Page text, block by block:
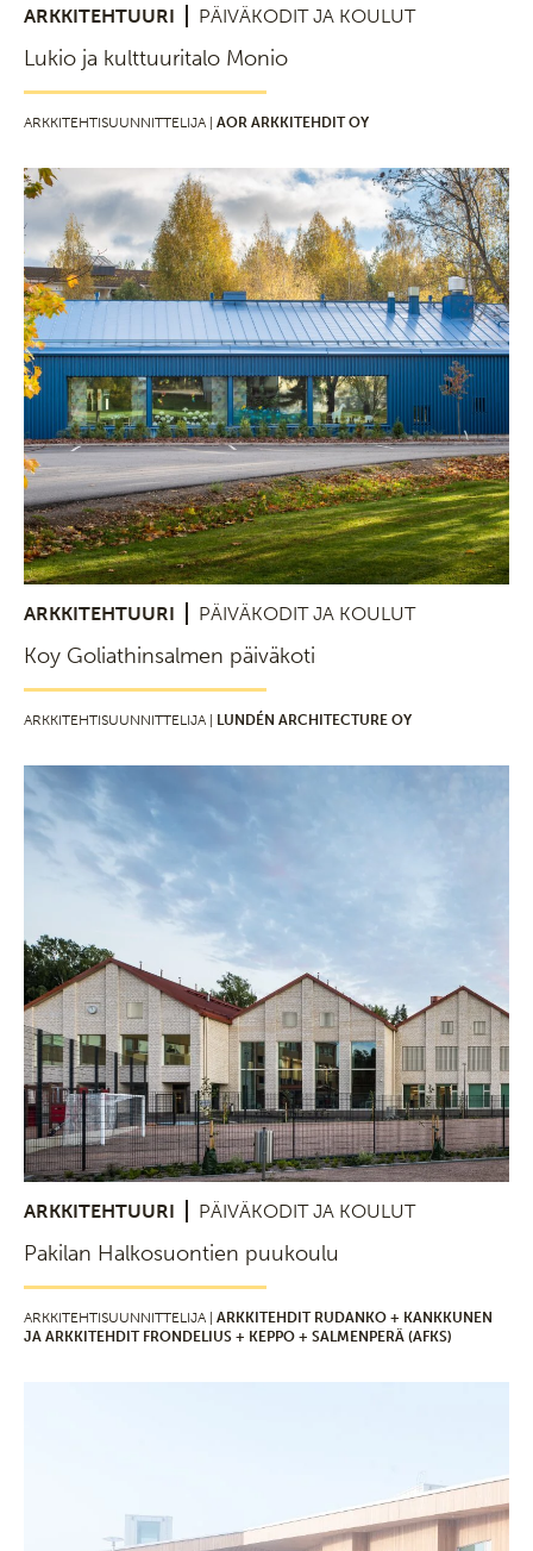
ARKKITEHTUURI PÄIVÄKODIT JA KOULUT
Lukio ja kulttuuritalo Monio
ARKKITEHTISUUNNITTELIJA | AOR ARKKITEHDIT OY
ARKKITEHTUURI PÄIVÄKODIT JA KOULUT
Koy Goliathinsalmen päiväkoti
ARKKITEHTISUUNNITTELIJA | LUNDÉN ARCHITECTURE OY
ARKKITEHTUURI PÄIVÄKODIT JA KOULUT
Pakilan Halkosuontien puukoulu
ARKKITEHTISUUNNITTELIJA | ARKKITEHDIT RUDANKO + KANKKUNEN
JA ARKKITEHDIT FRONDELIUS + KEPPO + SALMENPERÄ (AFKS)